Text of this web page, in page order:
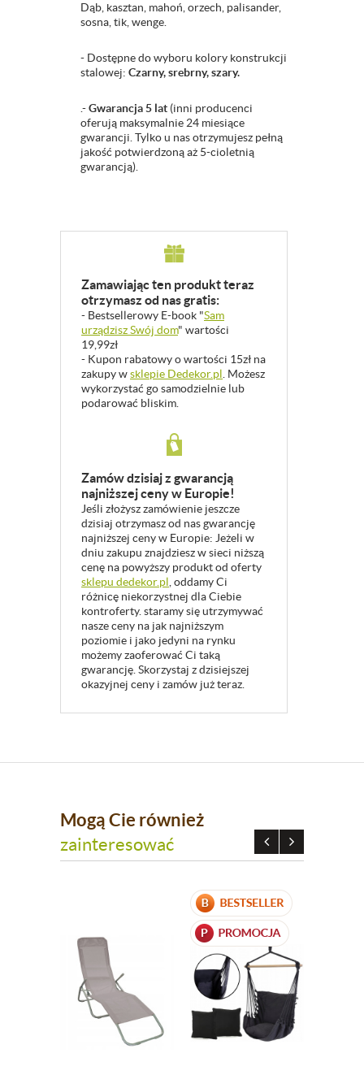
Dąb, kasztan, mahoń, orzech, palisander,
sosna, tik, wenge.
- Dostępne do wyboru kolory konstrukcji
stalowej: Czarny, srebrny, szary.
.-Gwarancja 5 lat (inni producenci
oferują maksymalnie 24 miesiące
gwarancji. Tylko u nas otrzymujesz pełną
jakość potwierdzoną aż 5-cioletnią
gwarancją).
Zamawiając ten produkt teraz
otrzymasz od nas gratis:
- Bestsellerowy E-book "Sam
urządzisz Swój dom" wartości
19,99zł
- Kupon rabatowy o wartości 15zł na
zakupy wsklepie Dedekor.pl . Możesz
wykorzystać go samodzielnie lub
podarować bliskim.
Zamów dzisiaj z gwarancją
najniższej ceny w Europie!
Jeśli złożysz zamówienie jeszcze
dzisiaj otrzymasz od nas gwarancję
najniższej ceny w Europie: Jeżeli w
dniu zakupu znajdziesz w sieci niższą
cenę na powyższy produkt od oferty
sklepu dedekor.pl , oddamy Ci
różnicę niekorzystnej dla Ciebie
kontroferty. staramy się utrzymywać
nasze ceny na jak najniższym
poziomie i jako jedyni na rynku
możemy zaoferować Ci taką
gwarancję. Skorzystaj z dzisiejszej
okazyjnej ceny i zamów już teraz.
Mogą Cie również
zainteresować